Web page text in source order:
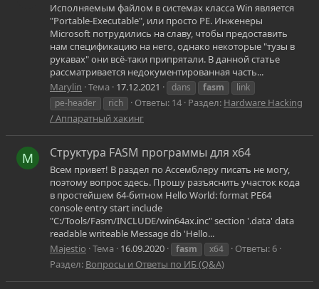
Исполняемым файлом в системах класса Win является
"Рortable-Еxecutable", или просто РЕ. Инженеры
Microsoft потрудились на славу, чтобы предоставить
нам спецификацию на него, однако некоторые "тузы в
рукавах" они всё-таки припрятали. В данной статье
рассматривается недокументированная часть...
Marylin Тема 17.12.2021 dans fasm
link
pe-header
rich Ответы: 14 Раздел: Hardware Hacking
/ Аппаратный хакинг
M Структура FASM программы для x64
Всем привет! В раздел по Ассемблеру писать не могу,
поэтому вопрос здесь. Прошу разъяснить участок кода
в простейшем 64-битном Hello World: format PE64
console entry start include
"C:/Tools/Fasm/INCLUDE/win64ax.inc" section '.data' data
readable writeable Message db 'Hello...
Majestio Тема 16.09.2020 fasm x64
Ответы: 6
Раздел: Вопросы и Ответы по ИБ (Q&A)